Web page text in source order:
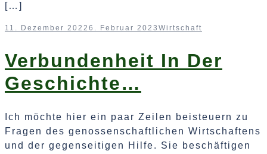
[…]
11. Dezember 2022 6. Februar 2023 Wirtschaft
Verbundenheit In Der
Geschichte…
Ich möchte hier ein paar Zeilen beisteuern zu
Fragen des genossenschaftlichen Wirtschaftens
und der gegenseitigen Hilfe. Sie beschäftigen